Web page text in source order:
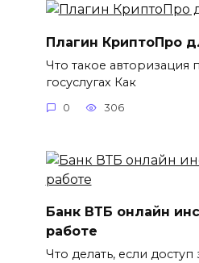
Плагин КриптоПро
Что такое авторизация
госуслугах Как
0 306
Банк ВТБ онлайн
работе
Что делать, если